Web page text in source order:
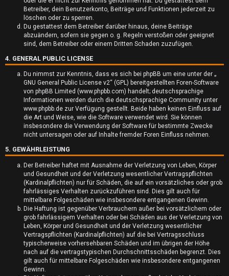
h
Betreiber, dein Benutzerkonto, Beiträge und Funktionen jederzeit zu
löschen oder zu sperren.
Du gestattest dem Betreiber darüber hinaus, deine Beiträge
abzuändern, sofern sie gegen o. g. Regeln verstoßen oder geeignet
sind, dem Betreiber oder einem Dritten Schaden zuzufügen.
4. GENERAL PUBLIC LICENSE
Du nimmst zur Kenntnis, dass es sich bei phpBB um eine unter der „
GNU General Public License v2“ (GPL) bereitgestellten Foren-Software
von phpBB Limited (www.phpbb.com) handelt; deutschsprachige
Informationen werden durch die deutschsprachige Community unter
www.phpbb.de zur Verfügung gestellt. Beide haben keinen Einfluss auf
die Art und Weise, wie die Software verwendet wird. Sie können
insbesondere die Verwendung der Software für bestimmte Zwecke
nicht untersagen oder auf Inhalte fremder Foren Einfluss nehmen.
5. GEWÄHRLEISTUNG
Der Betreiber haftet mit Ausnahme der Verletzung von Leben, Körper
und Gesundheit und der Verletzung wesentlicher Vertragspflichten
(Kardinalpflichten) nur für Schäden, die auf ein vorsätzliches oder grob
fahrlässiges Verhalten zurückzuführen sind. Dies gilt auch für
mittelbare Folgeschäden wie insbesondere entgangenen Gewinn.
Die Haftung ist gegenüber Verbrauchern außer bei vorsätzlichem oder
grob fahrlässigem Verhalten oder bei Schäden aus der Verletzung von
Leben, Körper und Gesundheit und der Verletzung wesentlicher
Vertragspflichten (Kardinalpflichten) auf die bei Vertragsschluss
typischerweise vorhersehbaren Schäden und im übrigen der Höhe
nach auf die vertragstypischen Durchschnittsschäden begrenzt. Dies
gilt auch für mittelbare Folgeschäden wie insbesondere entgangenen
Gewinn.